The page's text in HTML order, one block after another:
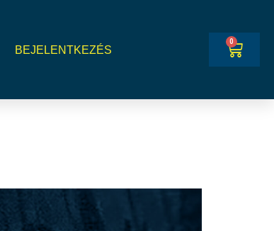
BEJELENTKEZÉS
0